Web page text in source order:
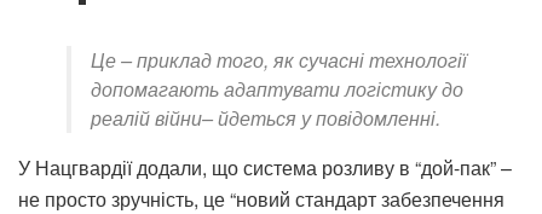
Це – приклад того, як сучасні технології
допомагають адаптувати логістику до
реалій війни– йдеться у повідомленні.
У Нацгвардії додали, що система розливу в “дой-пак” –
не просто зручність, це “новий стандарт забезпечення